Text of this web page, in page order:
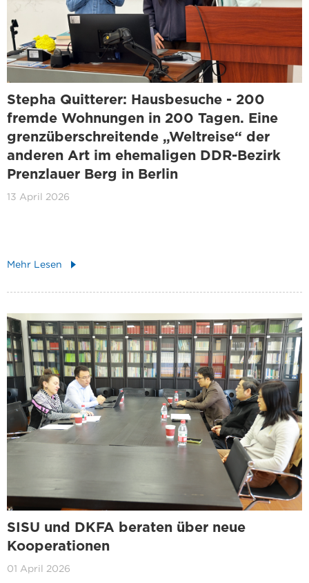
Stepha Quitterer: Hausbesuche - 200
fremde Wohnungen in 200 Tagen. Eine
grenzüberschreitende „Weltreise“ der
anderen Art im ehemaligen DDR-Bezirk
Prenzlauer Berg in Berlin
13 April 2026
Mehr Lesen
SISU und DKFA beraten über neue
Kooperationen
01 April 2026